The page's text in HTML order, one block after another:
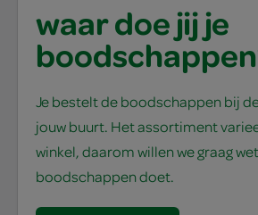
waar doe jij je
Je bestelt de boodschappen bij
jouw buurt. Het assortiment
winkel, daarom willen we graag
boodschappen doet.